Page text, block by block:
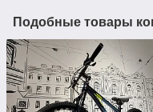
Подобные товары